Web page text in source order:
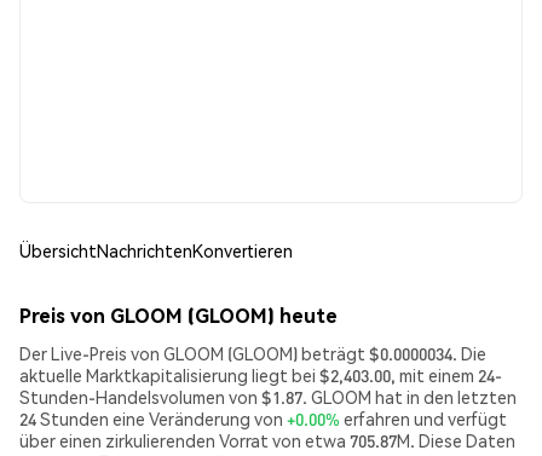
ÜbersichtNachrichtenKonvertieren
Preis von GLOOM (GLOOM) heute
Der Live-Preis von GLOOM (GLOOM) beträgt $0.0000034. Die
aktuelle Marktkapitalisierung liegt bei $2,403.00, mit einem 24-
Stunden-Handelsvolumen von $1.87. GLOOM hat in den letzten
24 Stunden eine Veränderung von +0.00% erfahren und verfügt
über einen zirkulierenden Vorrat von etwa 705.87M. Diese Daten